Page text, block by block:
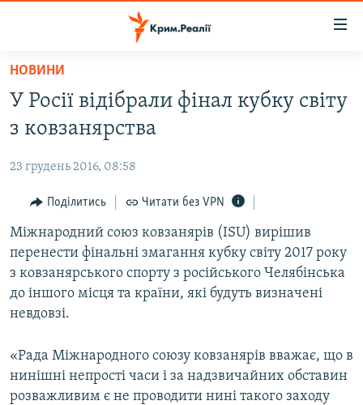
Перейти
основного
матеріалу
до
навігації
Перейти
до
пошуку
ВІДЕО ТА ФОТО
ПОЛІТИКА
БЛОГИ
ПОГЛЯД
ІНТЕРВ'Ю
ВСЕ ЗА ДЕНЬ
СПЕЦПРОЕКТИ
ДЕПОРТАЦІЯ
ВІДЕОУРОКИ «ELIFBE»
ЯК ОБІЙТИ БЛОКУВАННЯ
Русский
НОВИНИ
У Росії відібрали фінал кубку світу
з ковзанярства
23 грудень 2016, 08:58
Поділитись Читати без VPN
Міжнародний союз ковзанярів (ISU) вирішив
перенести фінальні змагання кубку світу 2017 року
з ковзанярського спорту з російського Челябінська
до іншого місця та країни, які будуть визначені
невдовзі.
«Рада Міжнародного союзу ковзанярів вважає, що в
нинішні непрості часи і за надзвичайних обставин
розважливим є не проводити нині такого заходу